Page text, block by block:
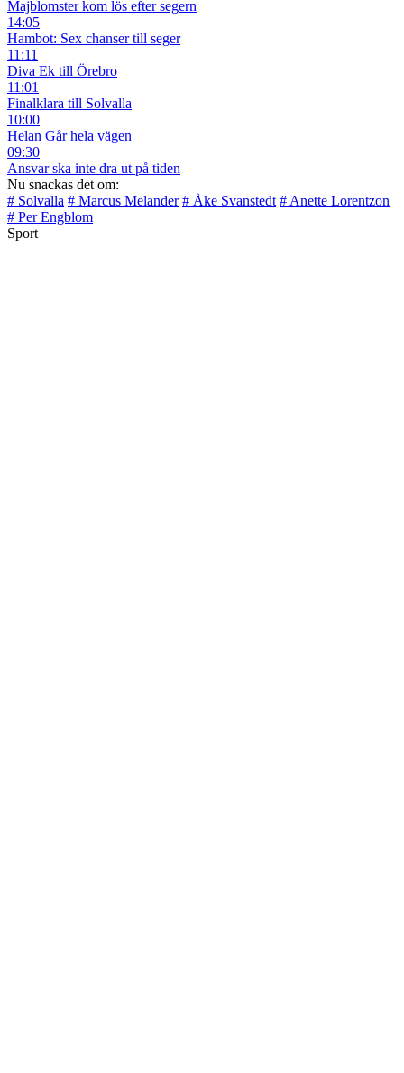
Majblomster kom lös efter segern
14:05
Hambot: Sex chanser till seger
11:11
Diva Ek till Örebro
11:01
Finalklara till Solvalla
10:00
Helan Går hela vägen
09:30
Ansvar ska inte dra ut på tiden
Nu snackas det om:
# Solvalla # Marcus Melander # Åke Svanstedt # Anette Lorentzon
# Per Engblom
Sport